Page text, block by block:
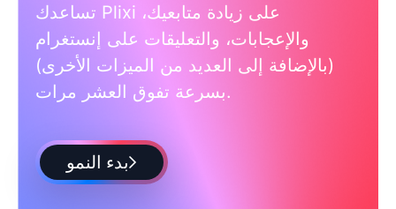
تساعدك Plixi على زيادة متابعيك،
والإعجابات، والتعليقات على إنستغرام
(بالإضافة إلى العديد من الميزات الأخرى)
بسرعة تفوق العشر مرات.
بدء النمو